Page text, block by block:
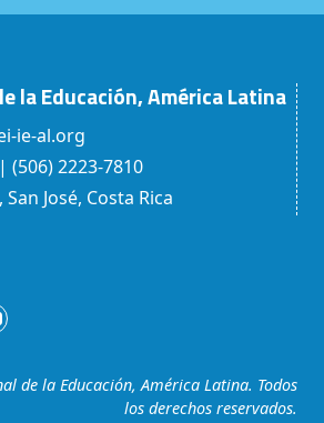
la Educación, América Latina
ie-al.org
(506) 2223-7810
José, Costa Rica
de la Educación, América Latina. Todos
los derechos reservados.